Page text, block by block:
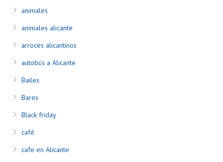
animales
animales alicante
arroces alicantinos
autobús a Alicante
Bailes
Bares
Black friday
café
cafe en Alicante